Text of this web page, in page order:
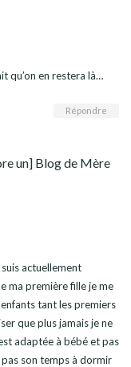
qu’on en restera là…
Répondre
un] Blog de Mère
actuellement
ma première fille je me
tant les premiers
que plus jamais je ne
adaptée à bébé et pas
pas son temps à dormir